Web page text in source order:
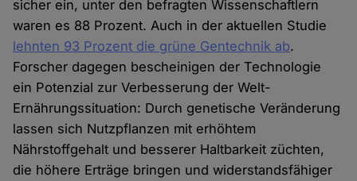
sicher ein, unter den befragten Wissenschaftlern
waren es 88 Prozent. Auch in der aktuellen Studie
lehnten 93 Prozent die grüne Gentechnik ab.
Forscher dagegen bescheinigen der Technologie
ein Potenzial zur Verbesserung der Welt-
Ernährungssituation: Durch genetische Veränderung
lassen sich Nutzpflanzen mit erhöhtem
Nährstoffgehalt und besserer Haltbarkeit züchten,
die höhere Erträge bringen und widerstandsfähiger